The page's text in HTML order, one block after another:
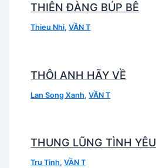
THIÊN ĐÀNG BÚP BÊ
Thieu Nhi,VẦN T
THÔI ANH HÃY VỀ
Lan Song Xanh,VẦN T
THUNG LŨNG TÌNH YÊU
Tru Tinh,VẦN T